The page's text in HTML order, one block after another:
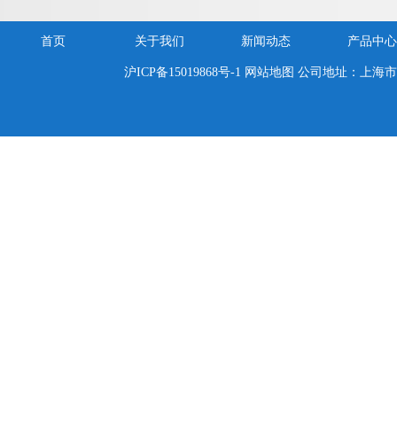
首页 关于我们 新闻动态 产品中心
沪ICP备15019868号-1 网站地图 公司地址：上海